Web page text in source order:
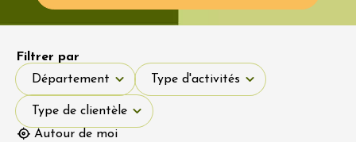
Autour de moi
Filtrer par
Département
Département
Type d'activités
Type d'activités
Type de clientèle
Type de clientèle